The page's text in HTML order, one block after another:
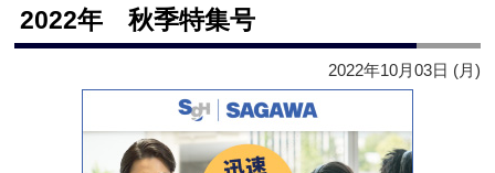
2022年 秋季特集号
2022年10月03日 (月)